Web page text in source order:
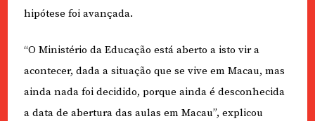
hipótese foi avançada.
“O Ministério da Educação está aberto a isto vir a
acontecer, dada a situação que se vive em Macau, mas
ainda nada foi decidido, porque ainda é desconhecida
a data de abertura das aulas em Macau”, explicou